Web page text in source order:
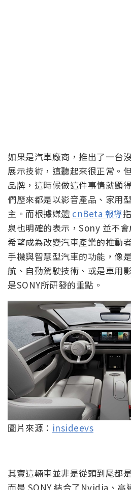
如果是汽車廠商，推出了一台
展示技術，這聽起來很正常。
品牌，這時候做這件事情就顯
們歷來都是以影音產品、家用
主。而根據媒體 cnBeta 報導
泉也明確的表示，Sony 並不
希望成為改變汽車產業的推動
手機與智慧型汽車的功能，像
航、自動駕駛技術、或是車用
是SONY所研發的重點。
圖片來源： insideevs
其實這輛車並非是從頭到尾都
而是 SONY 結合了Nvidia、高